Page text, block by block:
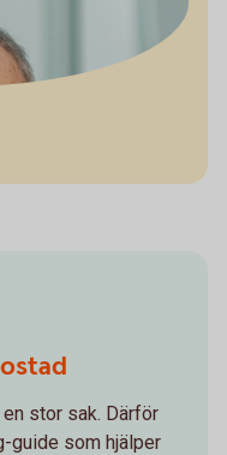
stor sak. Därför
guide som hjälper